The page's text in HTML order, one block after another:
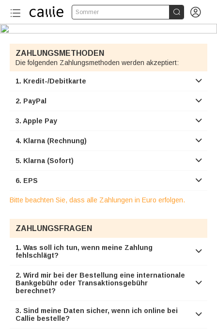
Sommer  
ZAHLUNGSMETHODEN
Die folgenden Zahlungsmethoden werden akzeptiert:
1. Kredit-/Debitkarte 
2. PayPal 
3. Apple Pay 
4. Klarna (Rechnung) 
5. Klarna (Sofort) 
6. EPS 
Bitte beachten Sie, dass alle Zahlungen in Euro erfolgen.
ZAHLUNGSFRAGEN
1. Was soll ich tun, wenn meine Zahlung
fehlschlägt?

2. Wird mir bei der Bestellung eine internationale
Bankgebühr oder Transaktionsgebühr
berechnet?

3. Sind meine Daten sicher, wenn ich online bei
Callie bestelle?
